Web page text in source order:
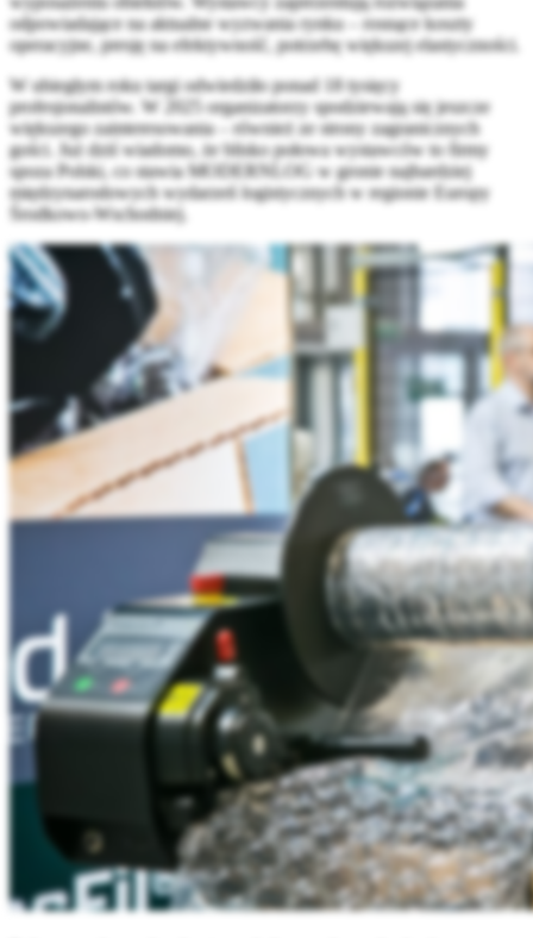
odpowiadające na aktualne wyzwania rynku – rosnące koszty
operacyjne, presję na efektywność, potrzebę większej elastyczności.
W ubiegłym roku targi odwiedziło ponad 18 tysięcy
profesjonalistów. W 2025 organizatorzy spodziewają się jeszcze
większego zainteresowania – również ze strony zagranicznych
gości. Już dziś wiadomo, że blisko połowa wystawców to firmy
spoza Polski, co stawia MODERNLOG w gronie najbardziej
międzynarodowych wydarzeń logistycznych w regionie Europy
Środkowo-Wschodniej.